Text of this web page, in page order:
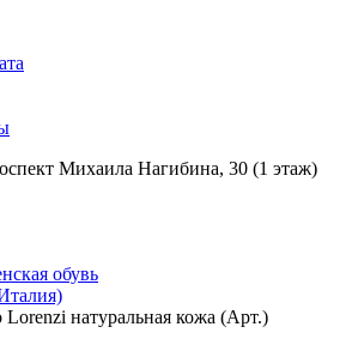
Михаила Нагибина, 30 (1 этаж)
обувь
Lorenzi натуральная кожа (Арт.)